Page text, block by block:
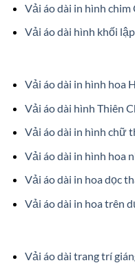
Vải áo dài in hình chim
Vải áo dài hình khối
Vải áo dài in hình hoa
Vải áo dài hình Thiên
Vải áo dài in hình chữ
Vải áo dài in hình hoa
Vải áo dài in hoa dọc
Vải áo dài in hoa trên
Vải áo dài trang trí